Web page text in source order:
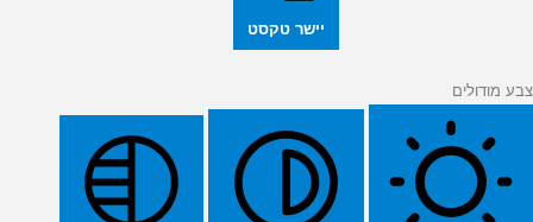
יישר טקסט
צבע מודולים